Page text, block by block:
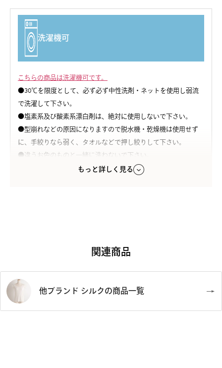
オフホワイト/ピンク
素材
生地：シルク100％（シルクノイル天竺）
原産国
日本製
注意点
※この商品は天然絹100%の特性上多少の織り傷・節（ネッ
プ）・色差等がありますが、使用上は問題ありませんのでご了
いますが、不備ではございませんので、予めご了承下さいま
せ。
洗濯機可
こちらの商品は洗濯機可です。
●30℃を限度として、必ず必ず中性洗剤・ネットを使用し弱流
で洗濯して下さい。
●塩素系及び酸素系漂白剤は、絶対に使用しないで下さい。
●型崩れなどの原因になりますので脱水機・乾燥機は使用せず
に、手絞りなら弱く、タオルなどで押し絞りして下さい。
●違うお色のものと一緒に洗わないで下さい。
●濡れた状態で放置すると色移りの原因になります。
もっと詳しく見る
関連商品
他ブランド シルクの商品一覧